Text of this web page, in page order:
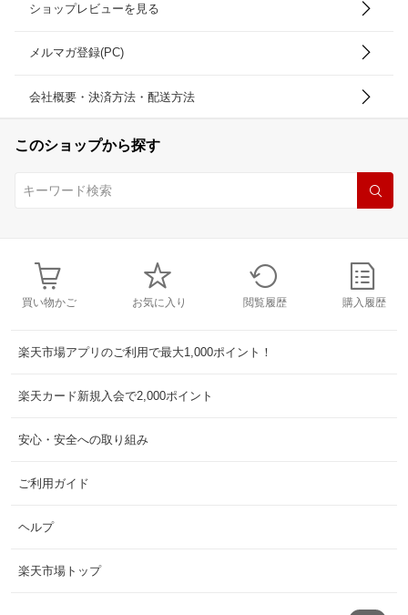
ショップレビューを見る
メルマガ登録(PC)
会社概要・決済方法・配送方法
このショップから探す
買い物かご お気に入り 閲覧履歴 購入履歴
楽天市場アプリのご利用で最大1,000ポイント！
楽天カード新規入会で2,000ポイント
安心・安全への取り組み
ご利用ガイド
ヘルプ
楽天市場トップ